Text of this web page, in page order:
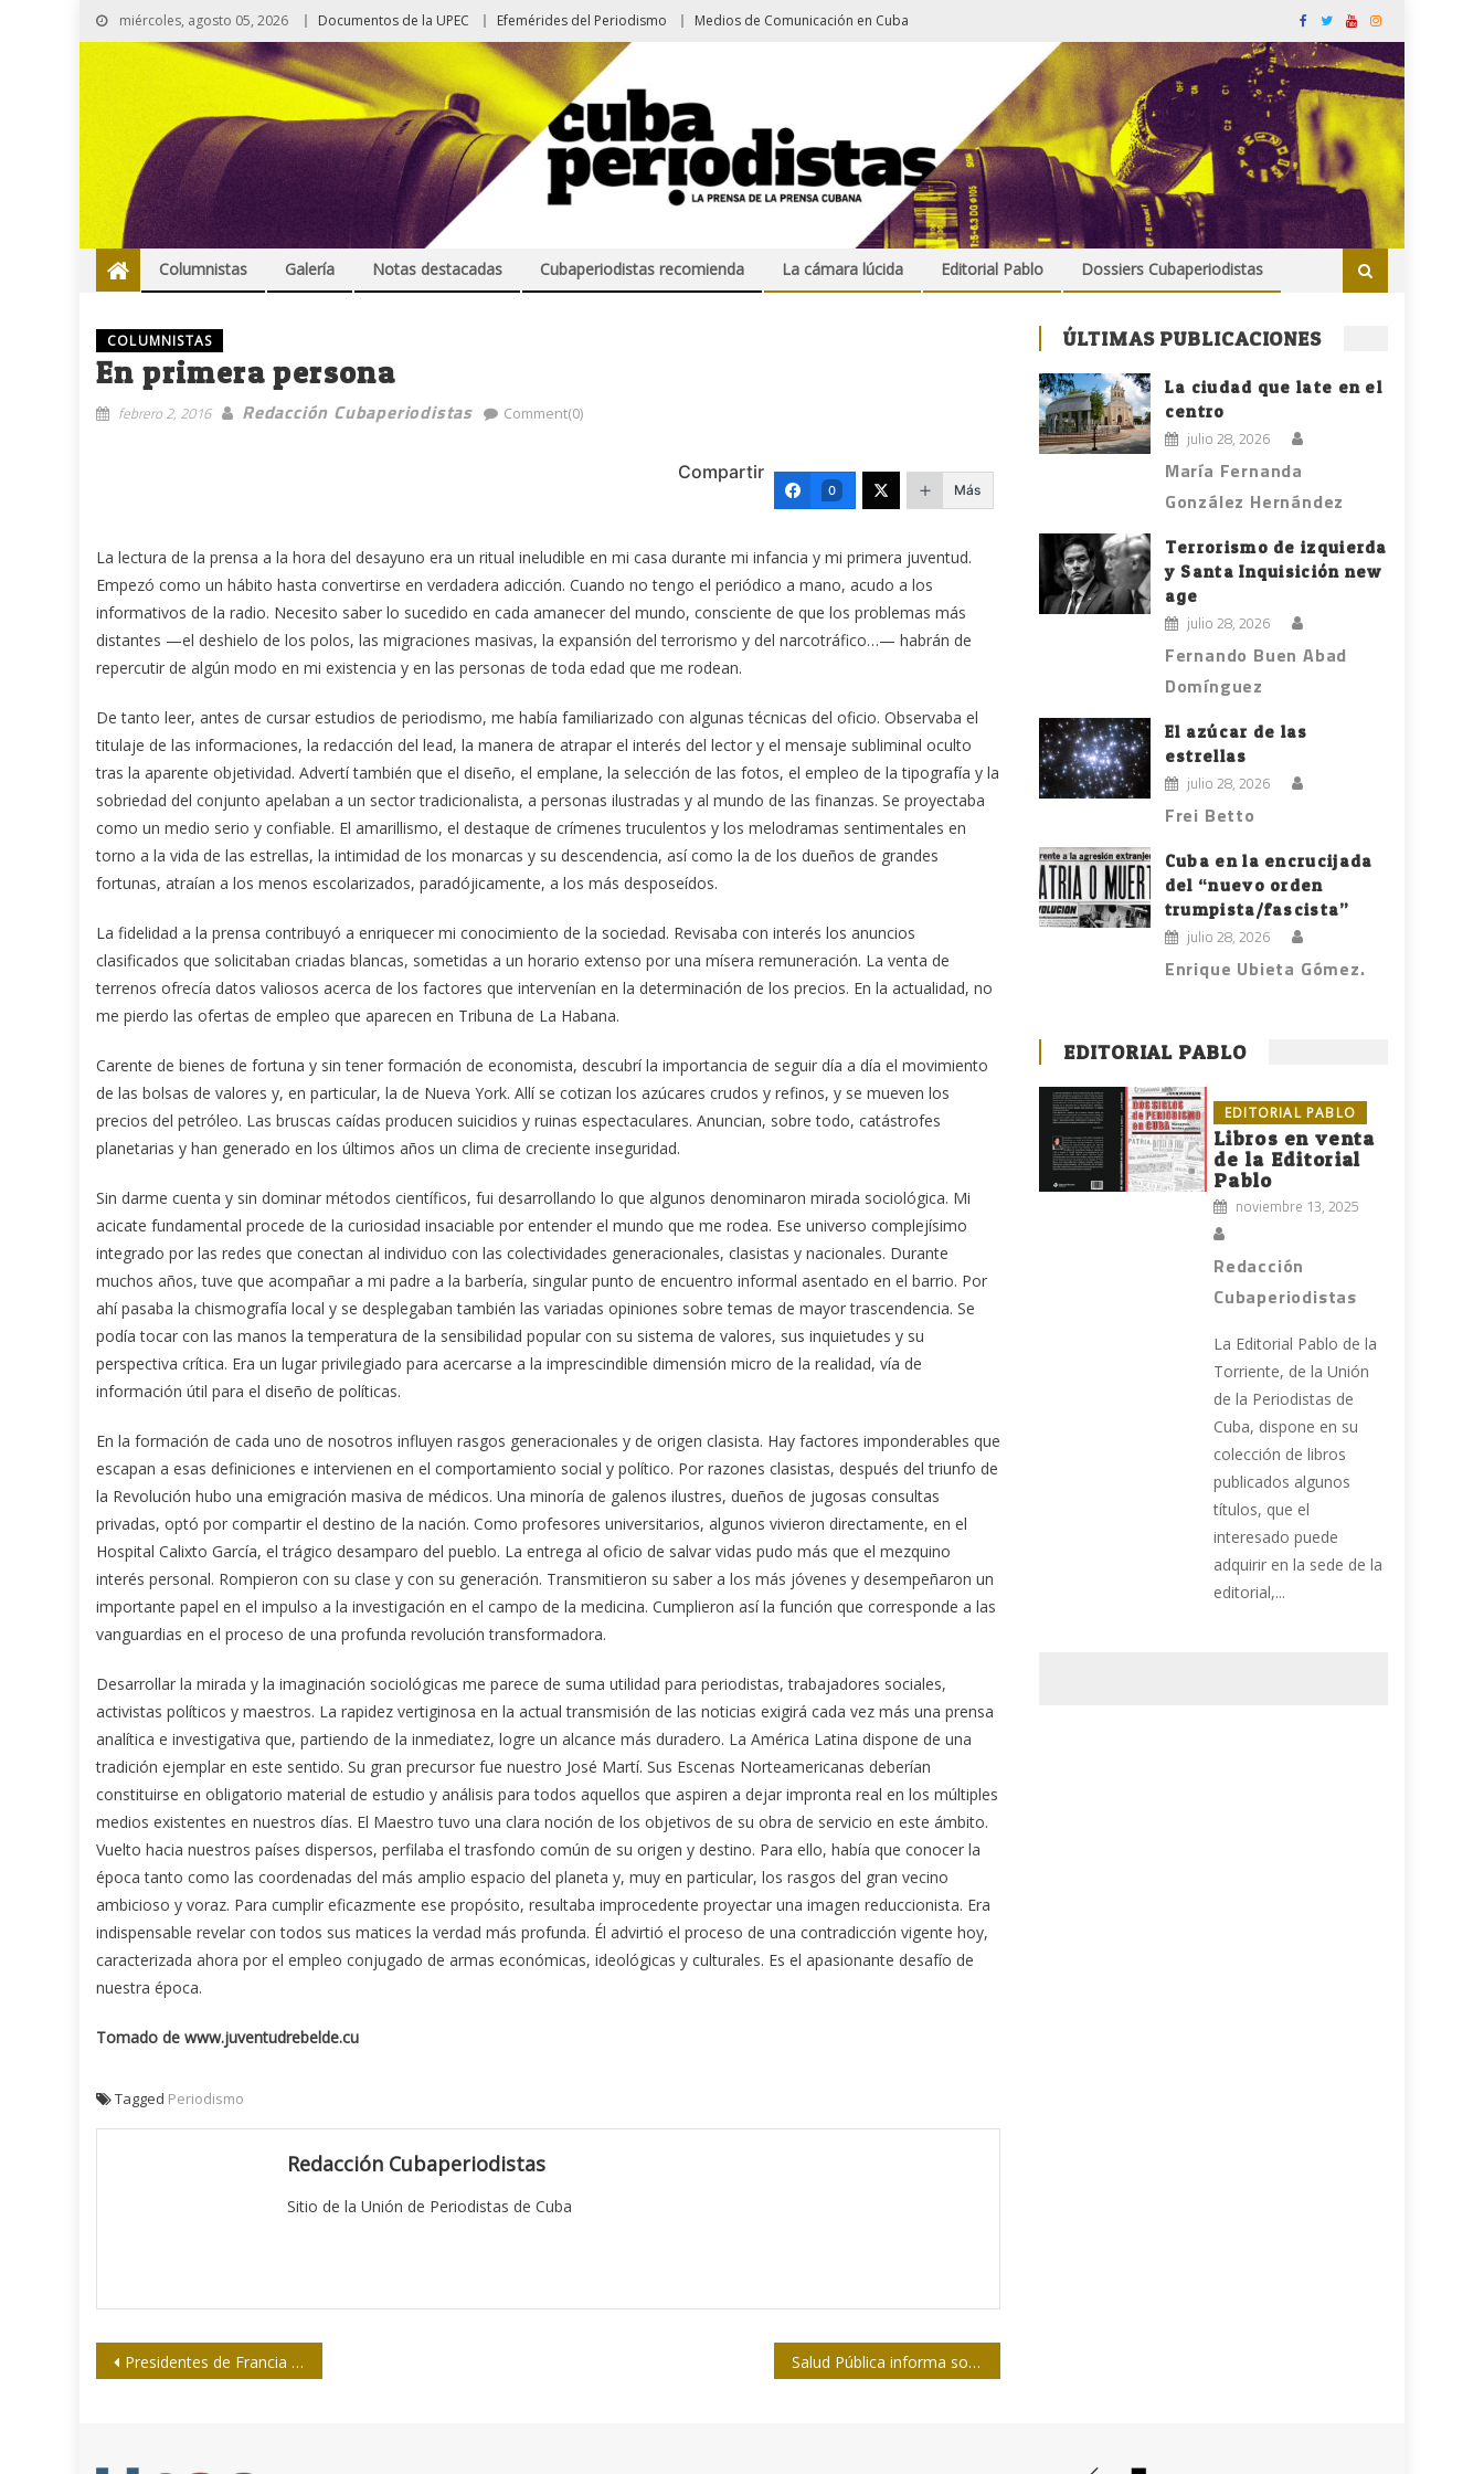
miércoles, agosto 05, 2026 Documentos de la UPEC Efemérides del Periodismo Medios de Comunicación en Cuba
Columnistas Galería Notas destacadas Cubaperiodistas recomienda La cámara lúcida Editorial Pablo Dossiers Cubaperiodistas
COLUMNISTAS
En primera persona
febrero 2, 2016 Redacción Cubaperiodistas Comment(0)
Compartir
0 Más
La lectura de la prensa a la hora del desayuno era un ritual ineludible en mi casa durante mi infancia y mi primera juventud.
Empezó como un hábito hasta convertirse en verdadera adicción. Cuando no tengo el periódico a mano, acudo a los
informativos de la radio. Necesito saber lo sucedido en cada amanecer del mundo, consciente de que los problemas más
distantes —el deshielo de los polos, las migraciones masivas, la expansión del terrorismo y del narcotráfico…— habrán de
repercutir de algún modo en mi existencia y en las personas de toda edad que me rodean.
De tanto leer, antes de cursar estudios de periodismo, me había familiarizado con algunas técnicas del oficio. Observaba el
titulaje de las informaciones, la redacción del lead, la manera de atrapar el interés del lector y el mensaje subliminal oculto
tras la aparente objetividad. Advertí también que el diseño, el emplane, la selección de las fotos, el empleo de la tipografía y la
sobriedad del conjunto apelaban a un sector tradicionalista, a personas ilustradas y al mundo de las finanzas. Se proyectaba
como un medio serio y confiable. El amarillismo, el destaque de crímenes truculentos y los melodramas sentimentales en
torno a la vida de las estrellas, la intimidad de los monarcas y su descendencia, así como la de los dueños de grandes
fortunas, atraían a los menos escolarizados, paradójicamente, a los más desposeídos.
La fidelidad a la prensa contribuyó a enriquecer mi conocimiento de la sociedad. Revisaba con interés los anuncios
clasificados que solicitaban criadas blancas, sometidas a un horario extenso por una mísera remuneración. La venta de
terrenos ofrecía datos valiosos acerca de los factores que intervenían en la determinación de los precios. En la actualidad, no
me pierdo las ofertas de empleo que aparecen en Tribuna de La Habana.
Carente de bienes de fortuna y sin tener formación de economista, descubrí la importancia de seguir día a día el movimiento
de las bolsas de valores y, en particular, la de Nueva York. Allí se cotizan los azúcares crudos y refinos, y se mueven los
precios del petróleo. Las bruscas caídas producen suicidios y ruinas espectaculares. Anuncian, sobre todo, catástrofes
planetarias y han generado en los últimos años un clima de creciente inseguridad.
Sin darme cuenta y sin dominar métodos científicos, fui desarrollando lo que algunos denominaron mirada sociológica. Mi
acicate fundamental procede de la curiosidad insaciable por entender el mundo que me rodea. Ese universo complejísimo
integrado por las redes que conectan al individuo con las colectividades generacionales, clasistas y nacionales. Durante
muchos años, tuve que acompañar a mi padre a la barbería, singular punto de encuentro informal asentado en el barrio. Por
ahí pasaba la chismografía local y se desplegaban también las variadas opiniones sobre temas de mayor trascendencia. Se
podía tocar con las manos la temperatura de la sensibilidad popular con su sistema de valores, sus inquietudes y su
perspectiva crítica. Era un lugar privilegiado para acercarse a la imprescindible dimensión micro de la realidad, vía de
información útil para el diseño de políticas.
En la formación de cada uno de nosotros influyen rasgos generacionales y de origen clasista. Hay factores imponderables que
escapan a esas definiciones e intervienen en el comportamiento social y político. Por razones clasistas, después del triunfo de
la Revolución hubo una emigración masiva de médicos. Una minoría de galenos ilustres, dueños de jugosas consultas
privadas, optó por compartir el destino de la nación. Como profesores universitarios, algunos vivieron directamente, en el
Hospital Calixto García, el trágico desamparo del pueblo. La entrega al oficio de salvar vidas pudo más que el mezquino
interés personal. Rompieron con su clase y con su generación. Transmitieron su saber a los más jóvenes y desempeñaron un
importante papel en el impulso a la investigación en el campo de la medicina. Cumplieron así la función que corresponde a las
vanguardias en el proceso de una profunda revolución transformadora.
Desarrollar la mirada y la imaginación sociológicas me parece de suma utilidad para periodistas, trabajadores sociales,
activistas políticos y maestros. La rapidez vertiginosa en la actual transmisión de las noticias exigirá cada vez más una prensa
analítica e investigativa que, partiendo de la inmediatez, logre un alcance más duradero. La América Latina dispone de una
tradición ejemplar en este sentido. Su gran precursor fue nuestro José Martí. Sus Escenas Norteamericanas deberían
constituirse en obligatorio material de estudio y análisis para todos aquellos que aspiren a dejar impronta real en los múltiples
medios existentes en nuestros días. El Maestro tuvo una clara noción de los objetivos de su obra de servicio en este ámbito.
Vuelto hacia nuestros países dispersos, perfilaba el trasfondo común de su origen y destino. Para ello, había que conocer la
época tanto como las coordenadas del más amplio espacio del planeta y, muy en particular, los rasgos del gran vecino
ambicioso y voraz. Para cumplir eficazmente ese propósito, resultaba improcedente proyectar una imagen reduccionista. Era
indispensable revelar con todos sus matices la verdad más profunda. Él advirtió el proceso de una contradicción vigente hoy,
caracterizada ahora por el empleo conjugado de armas económicas, ideológicas y culturales. Es el apasionante desafío de
nuestra época.
Tomado de www.juventudrebelde.cu
Tagged Periodismo
Redacción Cubaperiodistas
Sitio de la Unión de Periodistas de Cuba
Navegación
Presidentes de Francia y Cuba ratifican en París voluntad de redimensionar relaciones bilaterales Salud Pública informa sobre los virus Zika, chikungunya y dengue
ÚLTIMAS PUBLICACIONES
La ciudad que late en el
centro
julio 28, 2026
María Fernanda
González Hernández
Terrorismo de izquierda
y Santa Inquisición new
age
julio 28, 2026
Fernando Buen Abad
Domínguez
El azúcar de las
estrellas
julio 28, 2026
Frei Betto
Cuba en la encrucijada
del “nuevo orden
trumpista/fascista”
julio 28, 2026
Enrique Ubieta Gómez.
EDITORIAL PABLO
EDITORIAL PABLO
Libros en venta
de la Editorial
Pablo
noviembre 13, 2025
Redacción
Cubaperiodistas
La Editorial Pablo de la
Torriente, de la Unión
de la Periodistas de
Cuba, dispone en su
colección de libros
publicados algunos
títulos, que el
interesado puede
adquirir en la sede de la
editorial,...